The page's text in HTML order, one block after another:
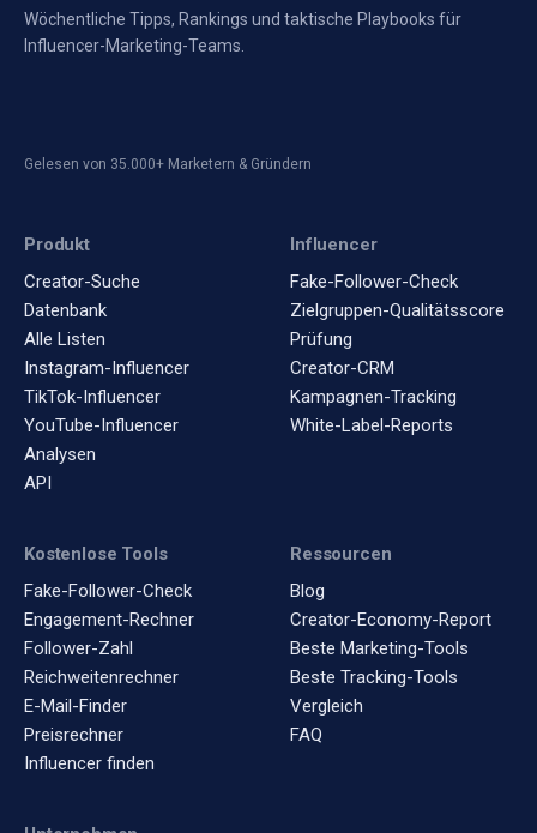
Wöchentliche Tipps, Rankings und taktische Playbooks für
Influencer-Marketing-Teams.
Gelesen von 35.000+ Marketern & Gründern
Produkt
Creator-Suche
Datenbank
Alle Listen
Instagram-Influencer
TikTok-Influencer
YouTube-Influencer
Analysen
API
Influencer
Fake-Follower-Check
Zielgruppen-Qualitätsscore
Prüfung
Creator-CRM
Kampagnen-Tracking
White-Label-Reports
Kostenlose Tools
Fake-Follower-Check
Engagement-Rechner
Follower-Zahl
Reichweitenrechner
E-Mail-Finder
Preisrechner
Influencer finden
Ressourcen
Blog
Creator-Economy-Report
Beste Marketing-Tools
Beste Tracking-Tools
Vergleich
FAQ